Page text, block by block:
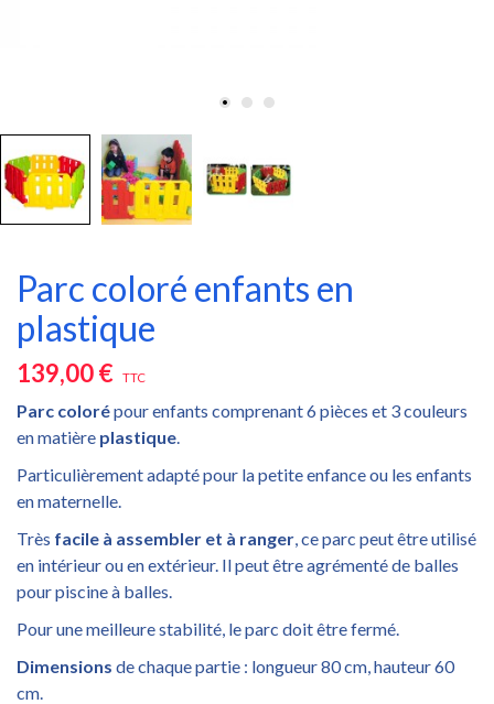
Parc coloré enfants en
plastique
139,00 € TTC
Parc colorépour enfants comprenant 6 pièces et 3 couleurs
en matière plastique.
Particulièrement adapté pour la petite enfance ou les enfants
en maternelle.
Très facile à assembler et à ranger, ce parc peut être utilisé
en intérieur ou en extérieur. Il peut être agrémenté de balles
pour piscine à balles.
Pour une meilleure stabilité, le parc doit être fermé.
Dimensions de chaque partie : longueur 80 cm, hauteur 60
cm.